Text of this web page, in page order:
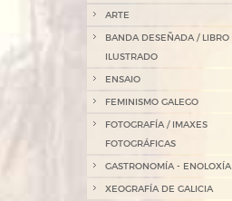
ARTE
BANDA DESEÑADA / LIBRO
ILUSTRADO
ENSAIO
FEMINISMO GALEGO
FOTOGRAFÍA / IMAXES
FOTOGRÁFICAS
GASTRONOMÍA - ENOLOXÍA
XEOGRAFÍA DE GALICIA